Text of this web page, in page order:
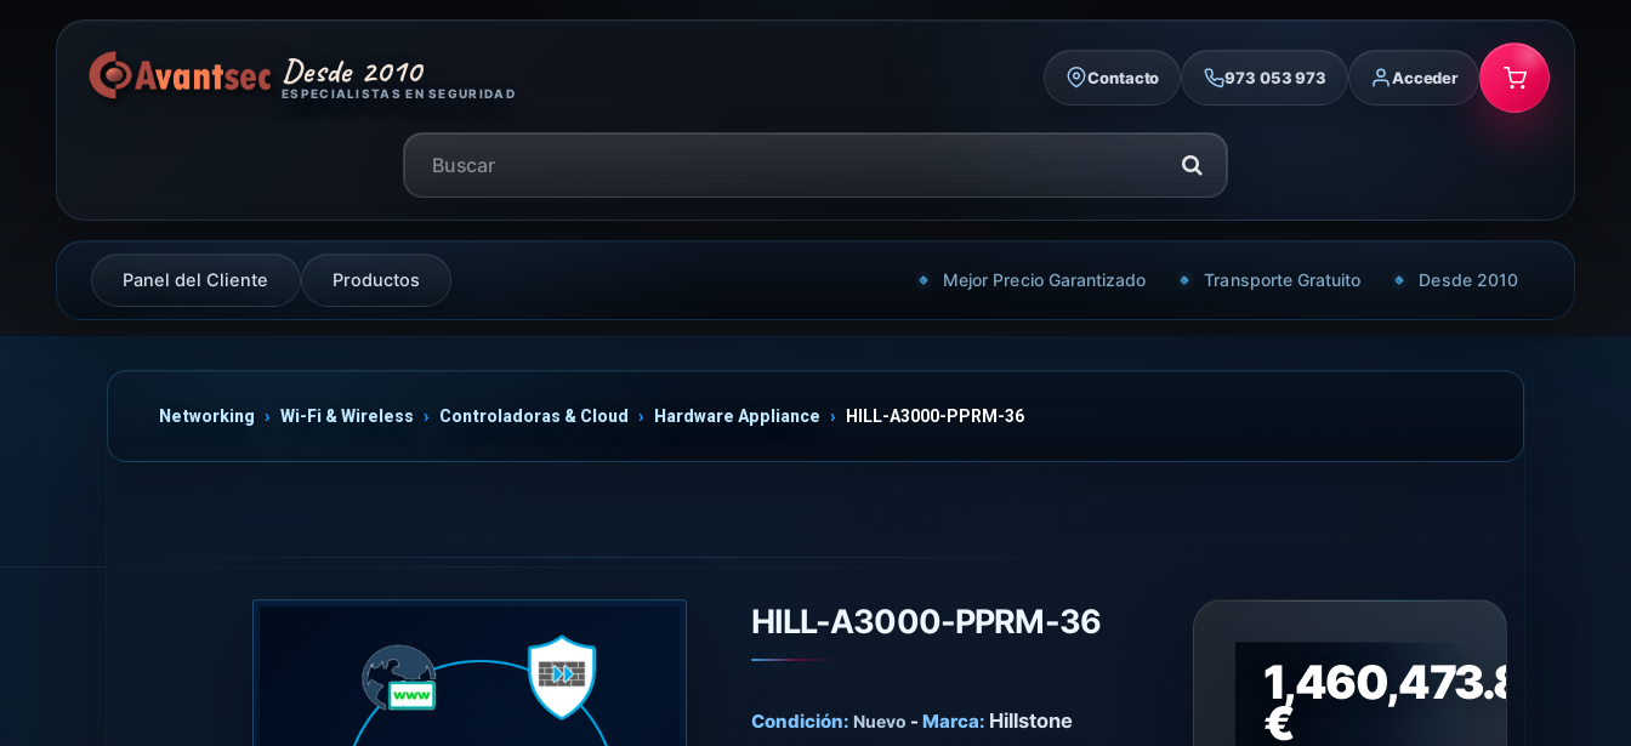
Desde 2010
ESPECIALISTAS EN SEGURIDAD
Contacto 973 053 973 Acceder
Panel del Cliente Productos Mejor Precio Garantizado Transporte Gratuito Desde 2010
Networking Wi-Fi & Wireless Controladoras & Cloud Hardware Appliance HILL-A3000-PPRM-36
HILL-A3000-PPRM-36
Condición: Nuevo - Marca: Hillstone
1,460,473.89
€